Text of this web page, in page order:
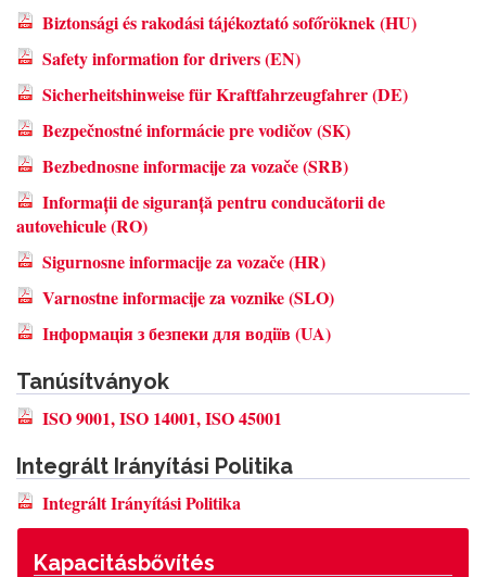
Biztonsági és rakodási tájékoztató sofőröknek (HU)
Safety information for drivers (EN)
Sicherheitshinweise für Kraftfahrzeugfahrer (DE)
Bezpečnostné informácie pre vodičov (SK)
Bezbednosne informacije za vozače (SRB)
Informații de siguranță pentru conducătorii de
autovehicule (RO)
Sigurnosne informacije za vozače (HR)
Varnostne informacije za voznike (SLO)
Інформація з безпеки для водіїв (UA)
Tanúsítványok
ISO 9001, ISO 14001, ISO 45001
Integrált Irányítási Politika
Integrált Irányítási Politika
Kapacitásbővítés